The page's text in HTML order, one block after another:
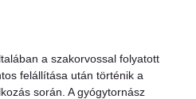
a szakorvossal folyatott
felállítása után történik a
során. A gyógytornász